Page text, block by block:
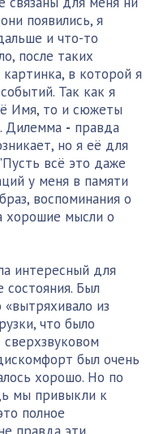
появились, я
и что-то
после таких
в которой я
Так как я
Имя, то и сюжеты
Дилемма - правда
но я её для
всё это даже
у меня в памяти
воспоминания о
хорошие мысли о
интересный для
Был
из
что было
сверхзвуковом
был очень
хорошо. Но по
мы привыкли к
полное